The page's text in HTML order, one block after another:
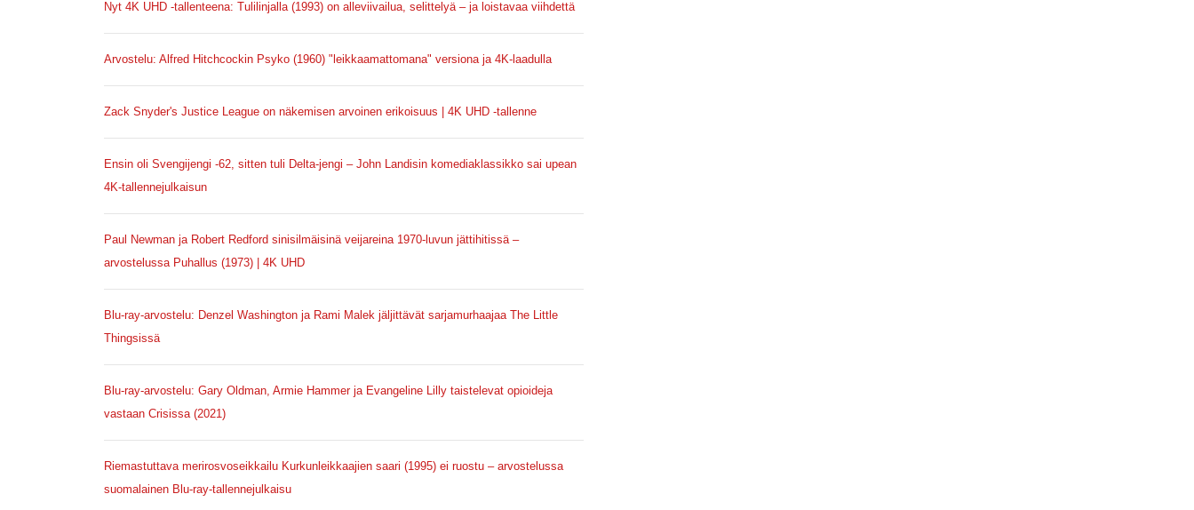
Nyt 4K UHD -tallenteena: Tulilinjalla (1993) on alleviivailua, selittelyä – ja loistavaa viihdettä
Arvostelu: Alfred Hitchcockin Psyko (1960) "leikkaamattomana" versiona ja 4K-laadulla
Zack Snyder's Justice League on näkemisen arvoinen erikoisuus | 4K UHD -tallenne
Ensin oli Svengijengi -62, sitten tuli Delta-jengi – John Landisin komediaklassikko sai upean
4K-tallennejulkaisun
Paul Newman ja Robert Redford sinisilmäisinä veijareina 1970-luvun jättihitissä –
arvostelussa Puhallus (1973) | 4K UHD
Blu-ray-arvostelu: Denzel Washington ja Rami Malek jäljittävät sarjamurhaajaa The Little
Thingsissä
Blu-ray-arvostelu: Gary Oldman, Armie Hammer ja Evangeline Lilly taistelevat opioideja
vastaan Crisissa (2021)
Riemastuttava merirosvoseikkailu Kurkunleikkaajien saari (1995) ei ruostu – arvostelussa
suomalainen Blu-ray-tallennejulkaisu